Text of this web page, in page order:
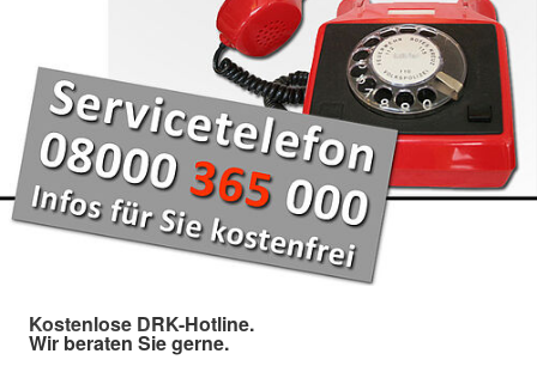
Kostenlose DRK-Hotline.
Wir beraten Sie gerne.